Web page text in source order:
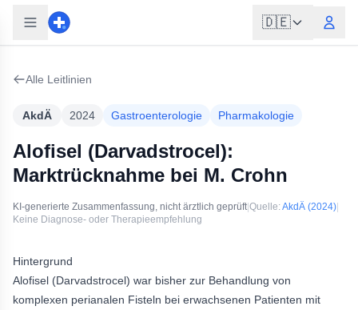
🇩🇪
Alle Leitlinien
AkdÄ 2024 Gastroenterologie Pharmakologie
Alofisel (Darvadstrocel):
Marktrücknahme bei M. Crohn
KI-generierte Zusammenfassung, nicht ärztlich geprüft|Quelle: AkdÄ (2024)
Keine Diagnose- oder Therapieempfehlung
Hintergrund
Alofisel (Darvadstrocel) war bisher zur Behandlung von
komplexen perianalen Fisteln bei erwachsenen Patienten mit